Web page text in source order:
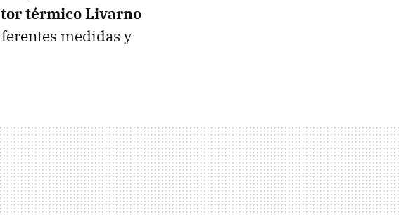
térmico Livarno
medidas y